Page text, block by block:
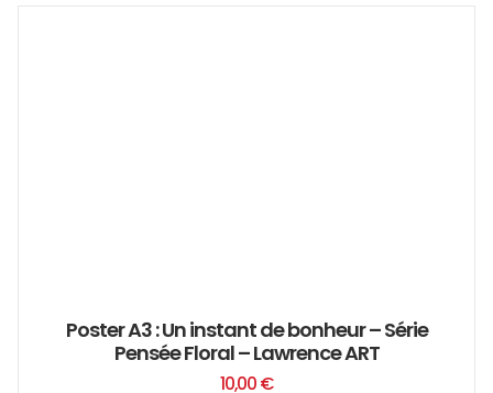
Poster A3 : Un instant de bonheur – Série
Pensée Floral – Lawrence ART
10,00€